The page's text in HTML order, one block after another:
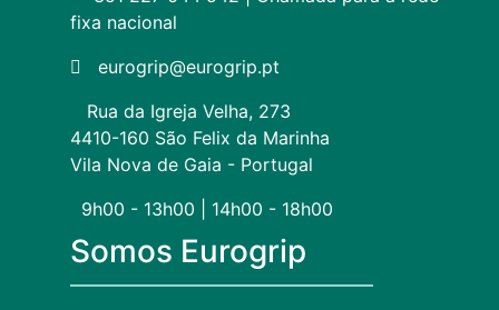
fixa nacional
eurogrip@eurogrip.pt
Rua da Igreja Velha, 273
4410-160 São Felix da Marinha
Vila Nova de Gaia - Portugal
9h00 - 13h00 | 14h00 - 18h00
Somos Eurogrip